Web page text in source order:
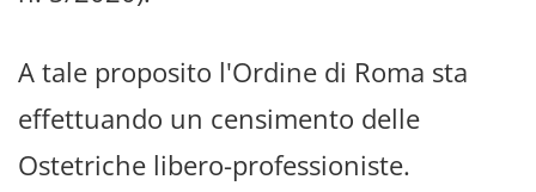
A tale proposito l'Ordine di Roma sta
effettuando un censimento delle
Ostetriche libero-professioniste.